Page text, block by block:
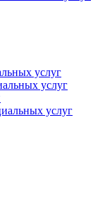
услуг
услуг
услуг